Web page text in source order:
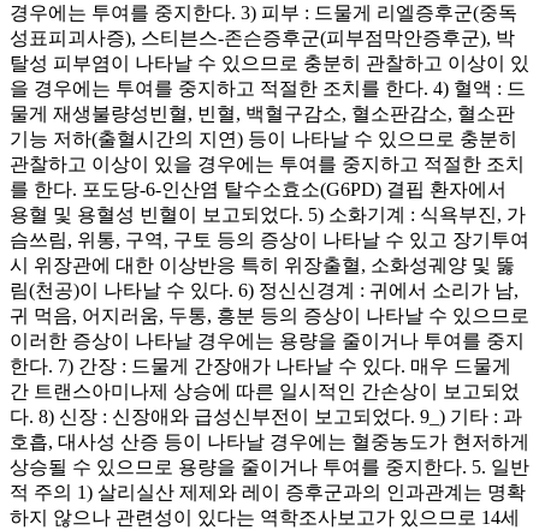
경우에는 투여를 중지한다. 3) 피부 : 드물게 리엘증후군(중독
성표피괴사증), 스티븐스-존슨증후군(피부점막안증후군), 박
탈성 피부염이 나타날 수 있으므로 충분히 관찰하고 이상이 있
을 경우에는 투여를 중지하고 적절한 조치를 한다. 4) 혈액 : 드
물게 재생불량성빈혈, 빈혈, 백혈구감소, 혈소판감소, 혈소판
기능 저하(출혈시간의 지연) 등이 나타날 수 있으므로 충분히
관찰하고 이상이 있을 경우에는 투여를 중지하고 적절한 조치
를 한다. 포도당-6-인산염 탈수소효소(G6PD) 결핍 환자에서
용혈 및 용혈성 빈혈이 보고되었다. 5) 소화기계 : 식욕부진, 가
슴쓰림, 위통, 구역, 구토 등의 증상이 나타날 수 있고 장기투여
시 위장관에 대한 이상반응 특히 위장출혈, 소화성궤양 및 뚫
림(천공)이 나타날 수 있다. 6) 정신신경계 : 귀에서 소리가 남,
귀 먹음, 어지러움, 두통, 흥분 등의 증상이 나타날 수 있으므로
이러한 증상이 나타날 경우에는 용량을 줄이거나 투여를 중지
한다. 7) 간장 : 드물게 간장애가 나타날 수 있다. 매우 드물게
간 트랜스아미나제 상승에 따른 일시적인 간손상이 보고되었
다. 8) 신장 : 신장애와 급성신부전이 보고되었다. 9_) 기타 : 과
호흡, 대사성 산증 등이 나타날 경우에는 혈중농도가 현저하게
상승될 수 있으므로 용량을 줄이거나 투여를 중지한다. 5. 일반
적 주의 1) 살리실산 제제와 레이 증후군과의 인과관계는 명확
하지 않으나 관련성이 있다는 역학조사보고가 있으므로 14세